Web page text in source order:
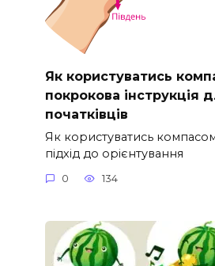
Як користуватись
покрокова інструкція
початківців
Як користуватись
підхід до орієнтування
0 134